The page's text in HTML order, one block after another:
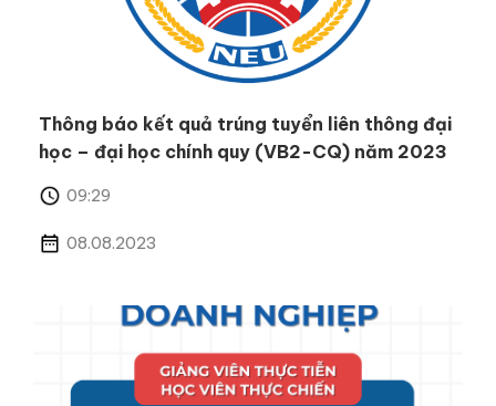
Thông báo kết quả trúng tuyển liên thông đại
học – đại học chính quy (VB2-CQ) năm 2023
09:29
08.08.2023